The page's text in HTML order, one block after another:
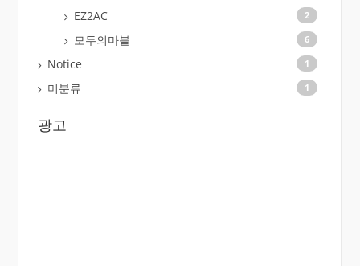
EZ2AC 2
모두의마블 6
Notice 1
미분류 1
광고